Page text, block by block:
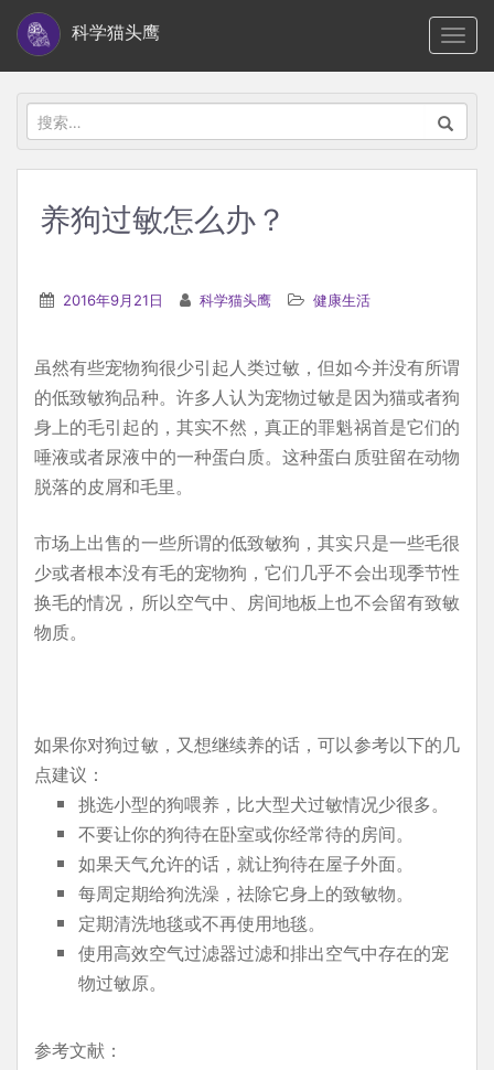
i
科学猫头鹰
搜
索：
养狗过敏怎么办？
2016年9月21日 科学猫头鹰 健康生活
虽然有些宠物狗很少引起人类过敏，但如今并没有所谓
的低致敏狗品种。许多人认为宠物过敏是因为猫或者狗
身上的毛引起的，其实不然，真正的罪魁祸首是它们的
唾液或者尿液中的一种蛋白质。这种蛋白质驻留在动物
脱落的皮屑和毛里。
市场上出售的一些所谓的低致敏狗，其实只是一些毛很
少或者根本没有毛的宠物狗，它们几乎不会出现季节性
换毛的情况，所以空气中、房间地板上也不会留有致敏
物质。
如果你对狗过敏，又想继续养的话，可以参考以下的几
点建议：
挑选小型的狗喂养，比大型犬过敏情况少很多。
不要让你的狗待在卧室或你经常待的房间。
如果天气允许的话，就让狗待在屋子外面。
每周定期给狗洗澡，祛除它身上的致敏物。
定期清洗地毯或不再使用地毯。
使用高效空气过滤器过滤和排出空气中存在的宠
物过敏原。
参考文献：